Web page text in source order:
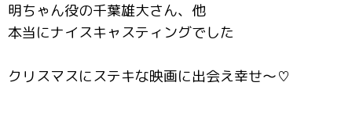
明ちゃん役の千葉雄大さん、他
本当にナイスキャスティングでした
クリスマスにステキな映画に出会え幸せ～♡